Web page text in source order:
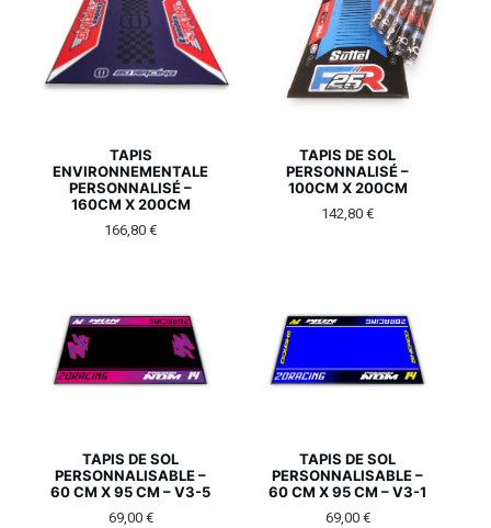
TAPIS
ENVIRONNEMENTALE
PERSONNALISÉ –
160CM X 200CM
166,80 €
TAPIS DE SOL
PERSONNALISÉ –
100CM X 200CM
142,80 €
TAPIS DE SOL
PERSONNALISABLE –
60 CM X 95 CM – V3-5
69,00 €
TAPIS DE SOL
PERSONNALISABLE –
60 CM X 95 CM – V3-1
69,00 €